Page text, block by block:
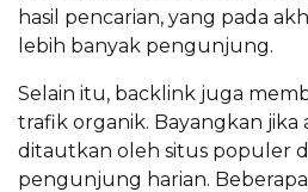
hasil pencarian, yang pada
lebih banyak pengunjung.
Selain itu, backlink juga
trafik organik. Bayangkan jika
ditautkan oleh situs populer
pengunjung harian.